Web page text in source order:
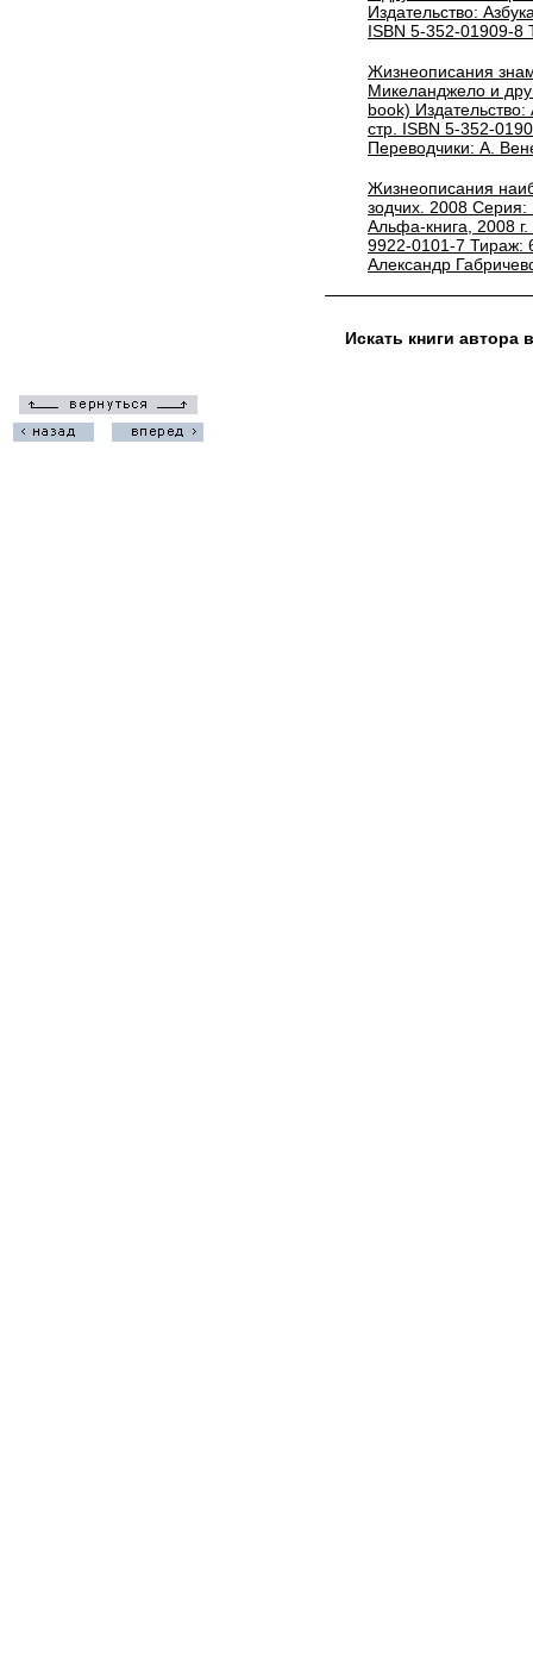
Издательство:
ISBN 5-352-01909-8
Жизнеописания
Микеланджело и
book) Издательство:
стр. ISBN 5-352-
Переводчики: А.
Жизнеописания
зодчих. 2008
Альфа-книга, 2008
9922-0101-7 Тираж:
Александр
Искать книги автора